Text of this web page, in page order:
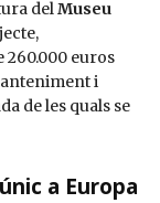
delMuseu
260.000 euros
i
de les quals se
a Europa